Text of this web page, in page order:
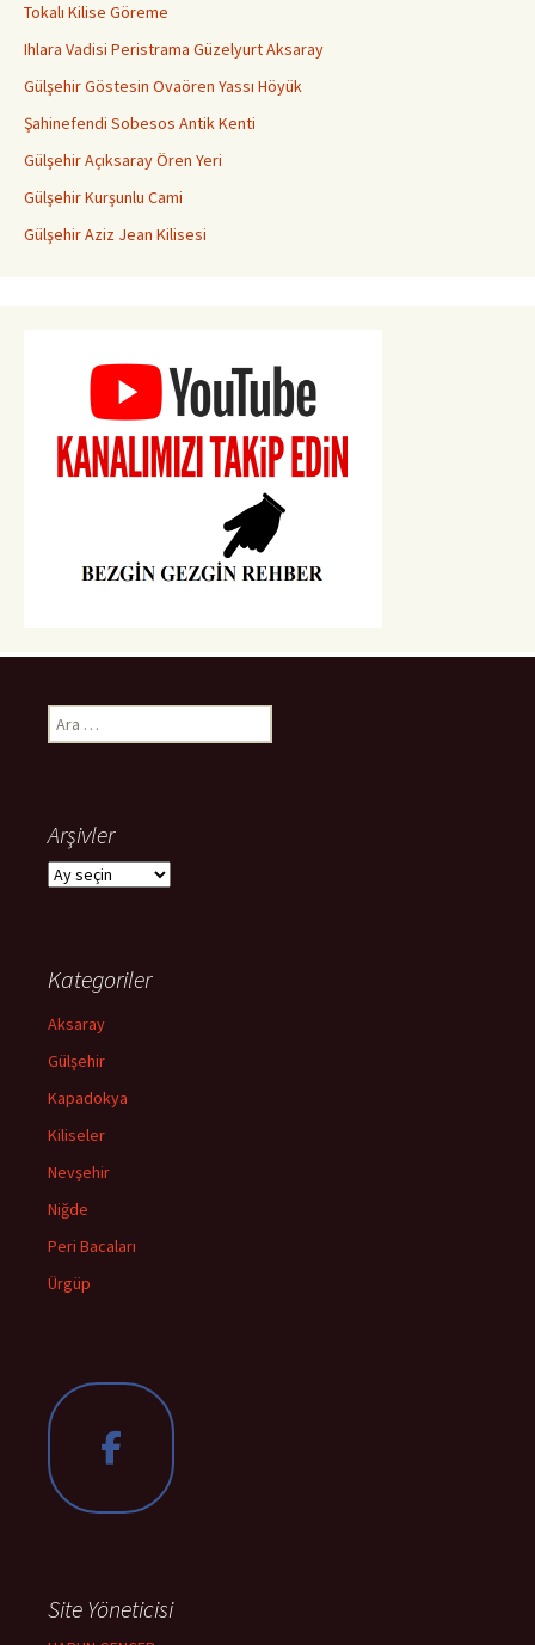
Tokalı Kilise Göreme
Ihlara Vadisi Peristrama Güzelyurt Aksaray
Gülşehir Göstesin Ovaören Yassı Höyük
Şahinefendi Sobesos Antik Kenti
Gülşehir Açıksaray Ören Yeri
Gülşehir Kurşunlu Cami
Gülşehir Aziz Jean Kilisesi
Arama:
Arşivler
Arşivler
Kategoriler
Aksaray
Gülşehir
Kapadokya
Kiliseler
Nevşehir
Niğde
Peri Bacaları
Ürgüp
Site Yöneticisi